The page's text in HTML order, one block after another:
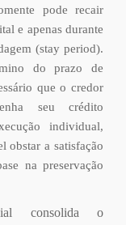
pode recair
e apenas durante
(stay period).
do prazo de
que o credor
seu crédito
individual,
obstar a satisfação
na preservação
consolida o